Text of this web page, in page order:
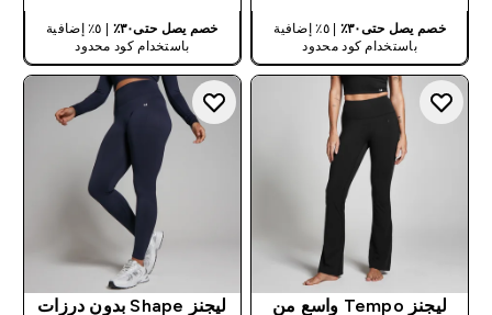
خصم يصل حتى٣٠٪
| ٥٪ إضافية
باستخدام كود محدود
خصم يصل حتى٣٠٪
| ٥٪ إضافية
باستخدام كود محدود
ليجنز Tempo واسع من ليجنز Shape بدون درزات